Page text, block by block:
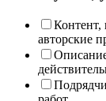
Контент,
авторские